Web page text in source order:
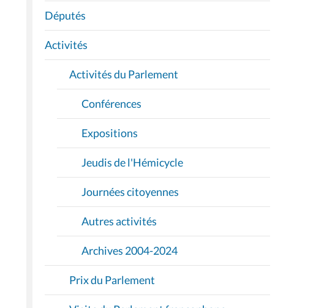
A
T
I
O
Députés
Activités
Activités du Parlement
Conférences
Expositions
Jeudis de l'Hémicycle
Journées citoyennes
Autres activités
Archives 2004-2024
Prix du Parlement